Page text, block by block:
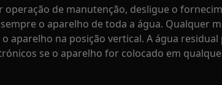
operação de manutenção, desligue o
o aparelho de toda a água. Qualquer
aparelho na posição vertical. A água
se o aparelho for colocado em